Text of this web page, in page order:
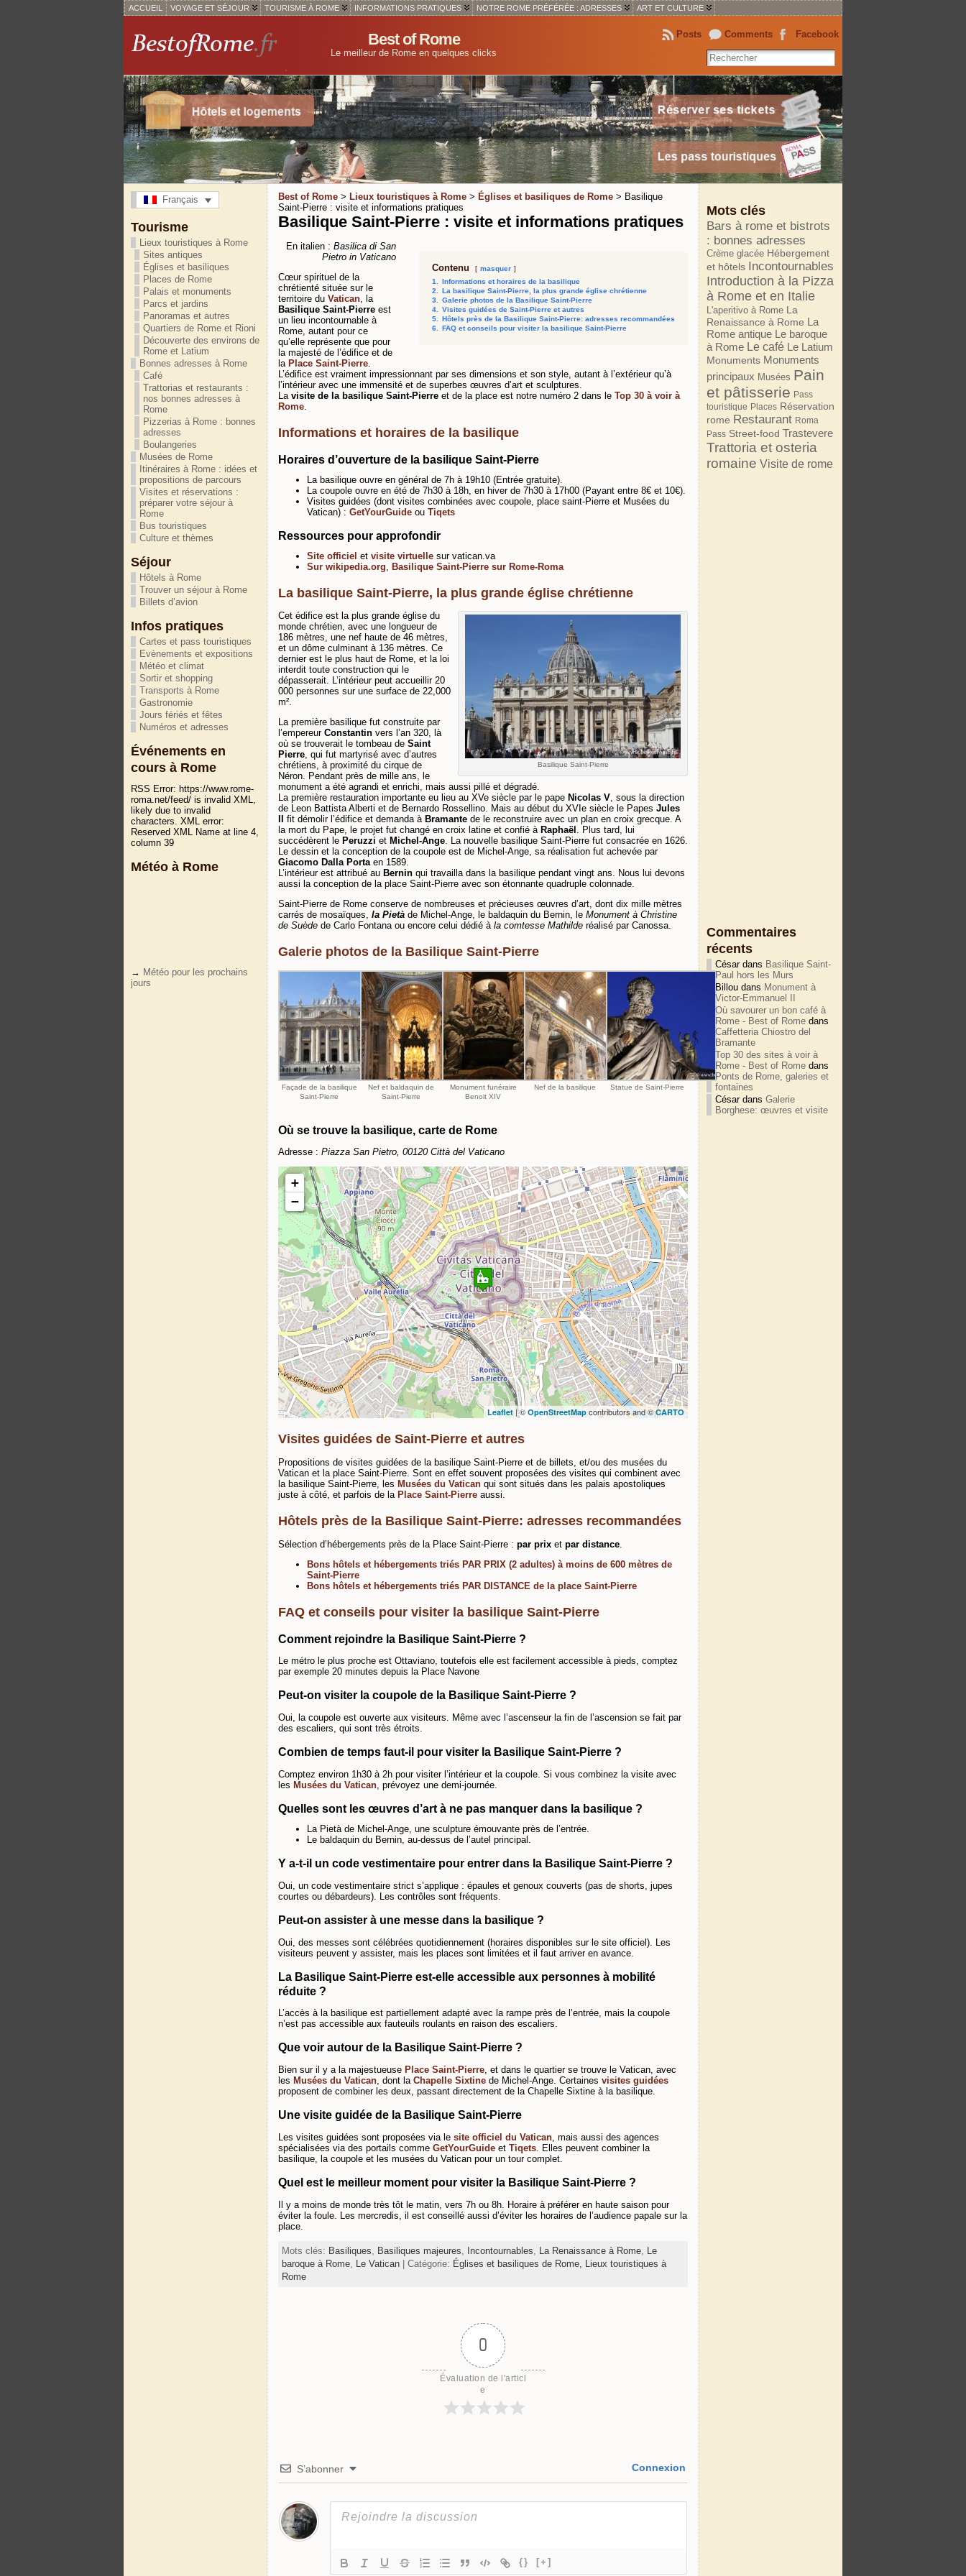
ACCUEIL VOYAGE ET SÉJOUR TOURISME À ROME INFORMATIONS PRATIQUES NOTRE ROME PRÉFÉRÉE : ADRESSES ART ET CULTURE
Best of Rome
Le meilleur de Rome en quelques clicks
Facebook
Comments
Posts
Français
Tourisme
Lieux touristiques à Rome
Sites antiques
Églises et basiliques
Places de Rome
Palais et monuments
Parcs et jardins
Panoramas et autres
Quartiers de Rome et Rioni
Découverte des environs de
Rome et Latium
Bonnes adresses à Rome
Café
Trattorias et restaurants :
nos bonnes adresses à
Rome
Pizzerias à Rome : bonnes
adresses
Boulangeries
Musées de Rome
Itinéraires à Rome : idées et
propositions de parcours
Visites et réservations :
préparer votre séjour à
Rome
Bus touristiques
Culture et thèmes
Séjour
Hôtels à Rome
Trouver un séjour à Rome
Billets d’avion
Infos pratiques
Cartes et pass touristiques
Evènements et expositions
Météo et climat
Sortir et shopping
Transports à Rome
Gastronomie
Jours fériés et fêtes
Numéros et adresses
Événements en
cours à Rome
RSS Error: https://www.rome-
roma.net/feed/ is invalid XML,
likely due to invalid
characters. XML error:
Reserved XML Name at line 4,
column 39
Météo à Rome
→ Météo pour les prochains
jours
Best of Rome > Lieux touristiques à Rome > Églises et basiliques de Rome > Basilique
Saint-Pierre : visite et informations pratiques
Basilique Saint-Pierre : visite et informations pratiques
Contenu
masquer
1.
Informations et horaires de la basilique
2.
La basilique Saint-Pierre, la plus grande église chrétienne
3.
Galerie photos de la Basilique Saint-Pierre
4.
Visites guidées de Saint-Pierre et autres
5.
Hôtels près de la Basilique Saint-Pierre: adresses recommandées
6.
FAQ et conseils pour visiter la basilique Saint-Pierre
En italien : Basilica di San
Pietro in Vaticano
Cœur spirituel de la
chrétienté située sur le
territoire du Vatican , la
Basilique Saint-Pierre est
un lieu incontournable à
Rome, autant pour ce
qu’elle représente que pour
la majesté de l’édifice et de
la Place Saint-Pierre
L’édifice est vraiment impressionnant par ses dimensions et son style, autant à l’extérieur qu’à
l’intérieur avec une immensité et de superbes œuvres d’art et sculptures.
La visite de la basilique Saint-Pierre et de la place est notre numéro 2 dans le Top 30 à voir à
Rome
Informations et horaires de la basilique
Horaires d’ouverture de la basilique Saint-Pierre
La basilique ouvre en général de 7h à 19h10 (Entrée gratuite).
La coupole ouvre en été de 7h30 à 18h, en hiver de 7h30 à 17h00 (Payant entre 8€ et 10€).
Visites guidées (dont visites combinées avec coupole, place saint-Pierre et Musées du
Vatican) : GetYourGuide ou Tiqets
Ressources pour approfondir
Site officiel et visite virtuelle sur vatican.va
Sur wikipedia.org Basilique Saint-Pierre sur Rome-Roma
La basilique Saint-Pierre, la plus grande église chrétienne
Basilique Saint-Pierre
Cet édifice est la plus grande église du
monde chrétien, avec une longueur de
186 mètres, une nef haute de 46 mètres,
et un dôme culminant à 136 mètres. Ce
dernier est le plus haut de Rome, et la loi
interdit toute construction qui le
dépasserait. L’intérieur peut accueillir 20
000 personnes sur une surface de 22,000
m².
La première basilique fut construite par
l’empereur Constantin vers l’an 320, là
où se trouverait le tombeau de Saint
Pierre, qui fut martyrisé avec d’autres
chrétiens, à proximité du cirque de
Néron. Pendant près de mille ans, le
monument a été agrandi et enrichi, mais aussi pillé et dégradé.
La première restauration importante eu lieu au XVe siècle par le pape Nicolas V, sous la direction
de Leon Battista Alberti et de Bernardo Rossellino. Mais au début du XVIe siècle le Papes Jules
fit démolir l’édifice et demanda à Bramante de le reconstruire avec un plan en croix grecque. A
la mort du Pape, le projet fut changé en croix latine et confié à Raphaël . Plus tard, lui
succédèrent le Peruzzi et Michel-Ange. La nouvelle basilique Saint-Pierre fut consacrée en 1626.
Le dessin et la conception de la coupole est de Michel-Ange, sa réalisation fut achevée par
Giacomo Dalla Portaen 1589.
L’intérieur est attribué au Bernin qui travailla dans la basilique pendant vingt ans. Nous lui devons
aussi la conception de la place Saint-Pierre avec son étonnante quadruple colonnade.
Saint-Pierre de Rome conserve de nombreuses et précieuses œuvres d’art, dont dix mille mètres
carrés de mosaïques, la Pietà de Michel-Ange, le baldaquin du Bernin, le Monument à Christine
de Suède de Carlo Fontana ou encore celui dédié à la comtesse Mathilde réalisé par Canossa.
Galerie photos de la Basilique Saint-Pierre
Façade de la basilique
Saint-Pierre
Nef et baldaquin de
Saint-Pierre
Monument funéraire
Benoit XIV
Nef de la basilique Statue de Saint-Pierre
Où se trouve la basilique, carte de Rome
Adresse : Piazza San Pietro, 00120 Città del Vaticano
Travelers' Map is loading...
If you see this after your page is loaded completely,
leafletJS files are missing.
+
−
Leaflet | © OpenStreetMap contributors and ©CARTO
Visites guidées de Saint-Pierre et autres
Propositions de visites guidées de la basilique Saint-Pierre et de billets, et/ou des musées du
Vatican et la place Saint-Pierre. Sont en effet souvent proposées des visites qui combinent avec
la basilique Saint-Pierre, les Musées du Vatican qui sont situés dans les palais apostoliques
juste à côté, et parfois de la Place Saint-Pierre aussi.
Hôtels près de la Basilique Saint-Pierre: adresses recommandées
Sélection d’hébergements près de la Place Saint-Pierre : par prix et par distance
Bons hôtels et hébergements triés PAR PRIX (2 adultes) à moins de 600 mètres de
Saint-Pierre
Bons hôtels et hébergements triés PAR DISTANCE de la place Saint-Pierre
FAQ et conseils pour visiter la basilique Saint-Pierre
Comment rejoindre la Basilique Saint-Pierre ?
Le métro le plus proche est Ottaviano, toutefois elle est facilement accessible à pieds, comptez
par exemple 20 minutes depuis la Place Navone
Peut-on visiter la coupole de la Basilique Saint-Pierre ?
Oui, la coupole est ouverte aux visiteurs. Même avec l’ascenseur la fin de l’ascension se fait par
des escaliers, qui sont très étroits.
Combien de temps faut-il pour visiter la Basilique Saint-Pierre ?
Comptez environ 1h30 à 2h pour visiter l’intérieur et la coupole. Si vous combinez la visite avec
les Musées du Vatican , prévoyez une demi-journée.
Quelles sont les œuvres d’art à ne pas manquer dans la basilique ?
La Pietà de Michel-Ange, une sculpture émouvante près de l’entrée.
Le baldaquin du Bernin, au-dessus de l’autel principal.
Y a-t-il un code vestimentaire pour entrer dans la Basilique Saint-Pierre ?
Oui, un code vestimentaire strict s’applique : épaules et genoux couverts (pas de shorts, jupes
courtes ou débardeurs). Les contrôles sont fréquents.
Peut-on assister à une messe dans la basilique ?
Oui, des messes sont célébrées quotidiennement (horaires disponibles sur le site officiel). Les
visiteurs peuvent y assister, mais les places sont limitées et il faut arriver en avance.
La Basilique Saint-Pierre est-elle accessible aux personnes à mobilité
réduite ?
L’accès à la basilique est partiellement adapté avec la rampe près de l’entrée, mais la coupole
n’est pas accessible aux fauteuils roulants en raison des escaliers.
Que voir autour de la Basilique Saint-Pierre ?
Bien sur il y a la majestueuse Place Saint-Pierre, et dans le quartier se trouve le Vatican, avec
les Musées du Vatican, dont la Chapelle Sixtine de Michel-Ange. Certaines visites guidées
proposent de combiner les deux, passant directement de la Chapelle Sixtine à la basilique.
Une visite guidée de la Basilique Saint-Pierre
Les visites guidées sont proposées via le site officiel du Vatican , mais aussi des agences
spécialisées via des portails comme GetYourGuide et Tiqets . Elles peuvent combiner la
basilique, la coupole et les musées du Vatican pour un tour complet.
Quel est le meilleur moment pour visiter la Basilique Saint-Pierre ?
Il y a moins de monde très tôt le matin, vers 7h ou 8h. Horaire à préférer en haute saison pour
éviter la foule. Les mercredis, il est conseillé aussi d’éviter les horaires de l’audience papale sur la
place.
Mots clés: Basiliques Basiliques majeures Incontournables La Renaissance à Rome Le
baroque à Rome Le Vatican | Catégorie: Églises et basiliques de Rome, Lieux touristiques à
Rome
0
Évaluation de l'articl
e
S’abonner Connexion
{} [+]
Mots clés
Bars à rome et bistrots
: bonnes adresses
Crème glacée Hébergement
et hôtels Incontournables
Introduction à la Pizza
à Rome et en Italie
L'aperitivo à Rome La
Renaissance à Rome La
Rome antique Le baroque
à Rome Le café Le Latium
Monuments Monuments
principaux Musées Pain
et pâtisserie Pass
touristique Places Réservation
rome Restaurant Roma
Pass Street-food Trastevere
Trattoria et osteria
romaine Visite de rome
Commentaires
récents
Césardans Basilique Saint-
Paul hors les Murs
Billou dans Monument à
Victor-Emmanuel II
Où savourer un bon café à
Rome - Best of Rome dans
Caffetteria Chiostro del
Bramante
Top 30 des sites à voir à
Rome - Best of Rome dans
Ponts de Rome, galeries et
fontaines
Césardans Galerie
Borghese: œuvres et visite